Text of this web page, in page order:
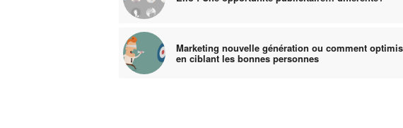
Marketing nouvelle génération ou comment
en ciblant les bonnes personnes